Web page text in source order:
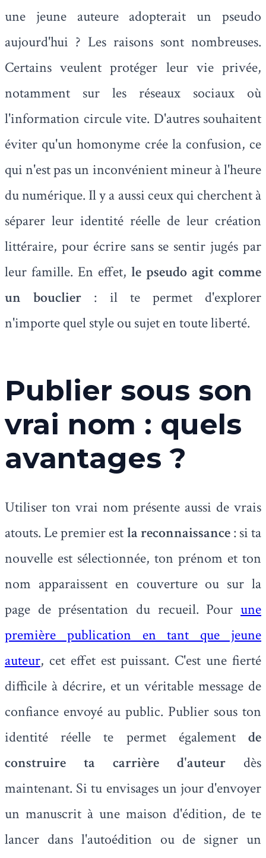
une jeune auteure adopterait un pseudo
aujourd'hui ? Les raisons sont nombreuses.
Certains veulent protéger leur vie privée,
notamment sur les réseaux sociaux où
l'information circule vite. D'autres souhaitent
éviter qu'un homonyme crée la confusion, ce
qui n'est pas un inconvénient mineur à l'heure
du numérique. Il y a aussi ceux qui cherchent à
séparer leur identité réelle de leur création
littéraire, pour écrire sans se sentir jugés par
leur famille. En effet, le pseudo agit comme
un bouclier : il te permet d'explorer
n'importe quel style ou sujet en toute liberté.
Publier sous son
vrai nom : quels
avantages ?
Utiliser ton vrai nom présente aussi de vrais
atouts. Le premier estla reconnaissance: si ta
nouvelle est sélectionnée, ton prénom et ton
nom apparaissent en couverture ou sur la
page de présentation du recueil. Pour une
première publication en tant que jeune
auteur, cet effet est puissant. C'est une fierté
difficile à décrire, et un véritable message de
confiance envoyé au public. Publier sous ton
identité réelle te permet également de
construire ta carrière d'auteur dès
maintenant. Si tu envisages un jour d'envoyer
un manuscrit à une maison d'édition, de te
lancer dans l'autoédition ou de signer un